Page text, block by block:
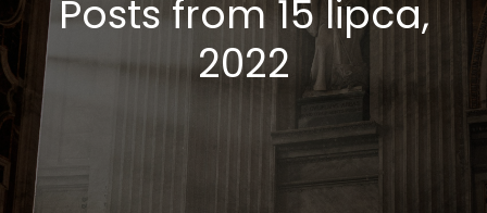
Posts from 15 lipca,
2022